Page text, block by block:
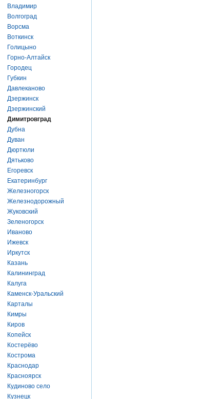
Владимир
Волгоград
Ворсма
Воткинск
Голицыно
Горно-Алтайск
Городец
Губкин
Давлеканово
Дзержинск
Дзержинский
Димитровград
Дубна
Дуван
Дюртюли
Дятьково
Егоревск
Екатеринбург
Железногорск
Железнодорожный
Жуковский
Зеленогорск
Иваново
Ижевск
Иркутск
Казань
Калининград
Калуга
Каменск-Уральский
Карталы
Кимры
Киров
Копейск
Костерёво
Кострома
Краснодар
Красноярск
Кудиново село
Кузнецк